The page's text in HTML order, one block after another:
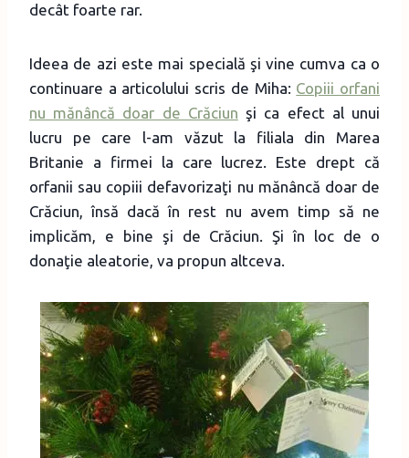
decât foarte rar.
Ideea de azi este mai specială şi vine cumva ca o
continuare a articolului scris de Miha: Copiii orfani
nu mănâncă doar de Crăciun şi ca efect al unui
lucru pe care l-am văzut la filiala din Marea
Britanie a firmei la care lucrez. Este drept că
orfanii sau copiii defavorizaţi nu mănâncă doar de
Crăciun, însă dacă în rest nu avem timp să ne
implicăm, e bine şi de Crăciun. Şi în loc de o
donaţie aleatorie, va propun altceva.